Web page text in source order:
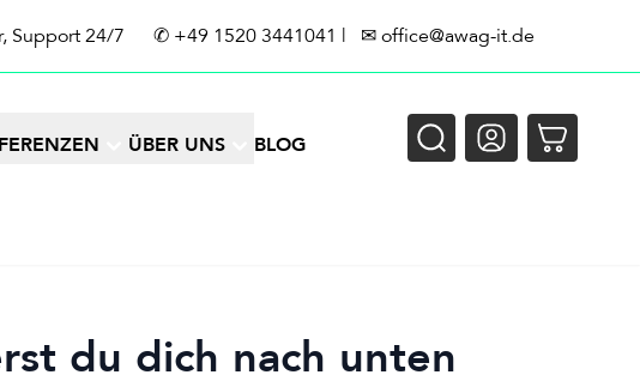
Support 24/7 ✆ +49 1520 3441041 | ✉ office@awag-it.de
ÜBER UNS BLOG
du dich nach unten